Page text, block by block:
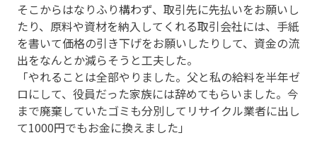
そこからはなりふり構わず、取引先に先払いをお願いし
たり、原料や資材を納入してくれる取引会社には、手紙
を書いて価格の引き下げをお願いしたりして、資金の流
出をなんとか減らそうと工夫した。
「やれることは全部やりました。父と私の給料を半年ゼ
ロにして、役員だった家族には辞めてもらいました。今
まで廃棄していたゴミも分別してリサイクル業者に出し
て1000円でもお金に換えました」